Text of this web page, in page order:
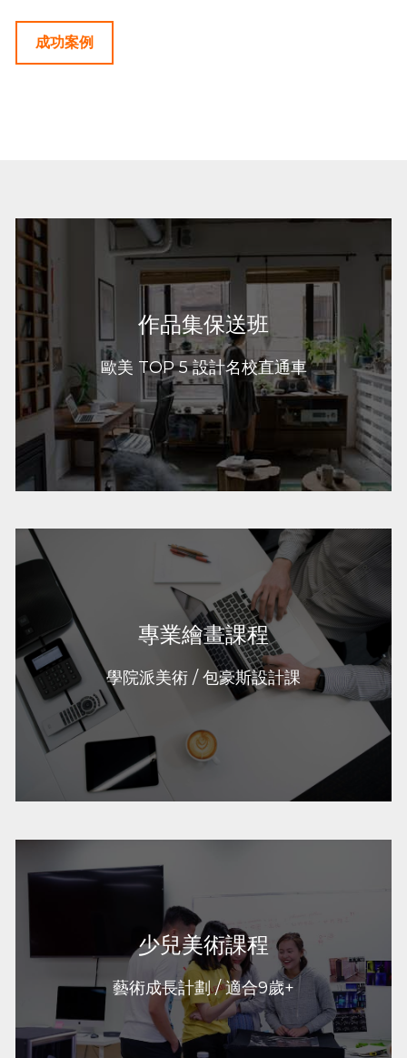
成功案例
作品集保送班
歐美 TOP 5 設計名校直通車
作品集保送班
為準備申請歐美 TOP 5 藝術設計名校的學生量身
打造個性化課程，提供針對性輔導，助力實現名校
錄取夢想。这些课程专门为Vancouver art
applicants进行portfolio preparation量身定
制。
了解更多
專業繪畫課程
學院派美術 / 包豪斯設計課
專業繪畫課程
美院派繪畫課程，素描、色彩、壓克力繪畫、水
彩、油畫等專業類型課程，適合任何年齡段的藝術
愛好者。如果你也在寻求Vancouver地区 art
portfolio preparation 经验，欢迎咨询。
了解更多
少兒美術課程
藝術成長計劃 / 適合9歲+
少兒美術課程
學生在導師們的指導下，通過學習
Design & Drawing
，夯實藝術基礎，持續提升
實踐能力，全方位增強藝術素養。
了解更多